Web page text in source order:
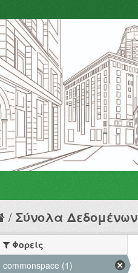
Σύνολα Δεδομένων
Φορείς
commonspace (1)